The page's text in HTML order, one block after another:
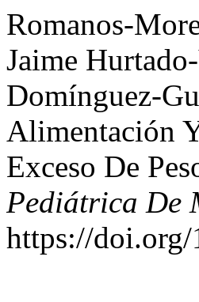
Romanos-
Jaime
Domínguez-
Alimentación
Exceso De
Pediátrica De
https://